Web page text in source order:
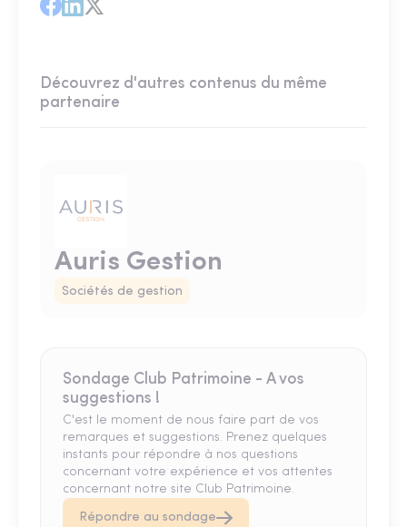
Découvrez d'autres contenus du même
partenaire
Auris Gestion
Sociétés de gestion
Sondage Club Patrimoine - A vos
suggestions !
C'est le moment de nous faire part de vos
remarques et suggestions. Prenez quelques
instants pour répondre à nos questions
concernant votre expérience et vos attentes
concernant notre site Club Patrimoine.
Répondre au sondage